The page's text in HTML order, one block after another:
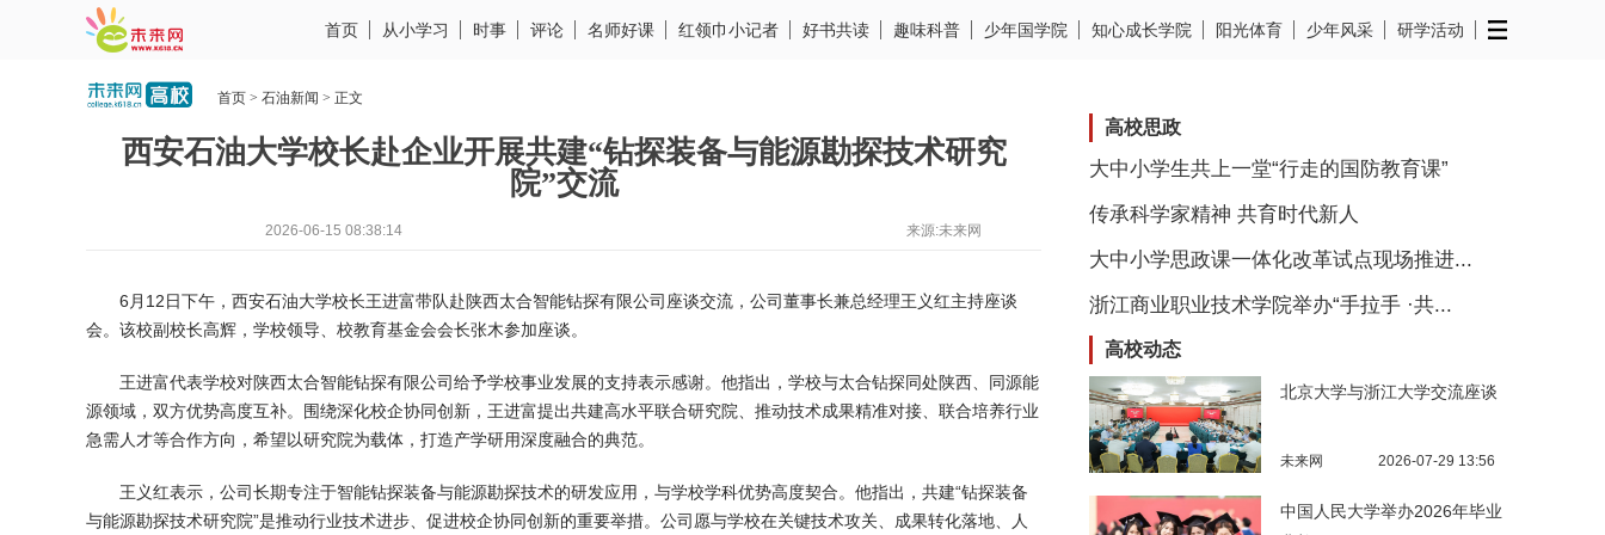
首页 从小学习 时事 评论 名师好课 红领巾小记者 好书共读 趣味科普 少年国学院 知心成长学院 阳光体育 少年风采 研学活动
首页 > 石油新闻 > 正文
西安石油大学校长赴企业开展共建“钻探装备与能源勘探技术研究
院”交流
2026-06-15 08:38:14 来源:未来网
6月12日下午，西安石油大学校长王进富带队赴陕西太合智能钻探有限公司座谈交流，公司董事长兼总经理王义红主持座谈
会。该校副校长高辉，学校领导、校教育基金会会长张木参加座谈。
王进富代表学校对陕西太合智能钻探有限公司给予学校事业发展的支持表示感谢。他指出，学校与太合钻探同处陕西、同源能
源领域，双方优势高度互补。围绕深化校企协同创新，王进富提出共建高水平联合研究院、推动技术成果精准对接、联合培养行业
急需人才等合作方向，希望以研究院为载体，打造产学研用深度融合的典范。
王义红表示，公司长期专注于智能钻探装备与能源勘探技术的研发应用，与学校学科优势高度契合。他指出，共建“钻探装备
与能源勘探技术研究院”是推动行业技术进步、促进校企协同创新的重要举措。公司愿与学校在关键技术攻关、成果转化落地、人
高校思政
大中小学生共上一堂“行走的国防教育课”
传承科学家精神 共育时代新人
大中小学思政课一体化改革试点现场推进...
浙江商业职业技术学院举办“手拉手 ·共...
高校动态
北京大学与浙江大学交流座谈
未来网 2026-07-29 13:56
中国人民大学举办2026年毕业